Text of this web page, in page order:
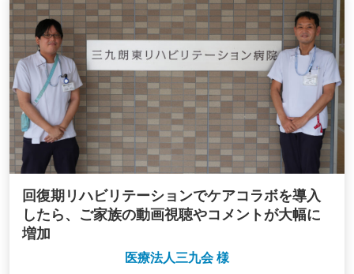
回復期リハビリテーションでケアコラボを導入
したら、ご家族の動画視聴やコメントが大幅に
増加
医療法人三九会 様